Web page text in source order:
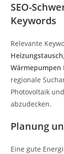
SEO-
Keywords
Relevante
Wärmepumpen
regionale
Photovoltaik
abzudecken.
Planung
Eine gute